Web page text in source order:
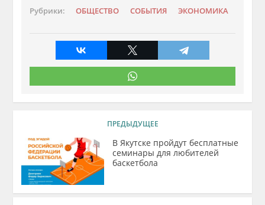
Рубрики: ОБЩЕСТВО СОБЫТИЯ ЭКОНОМИКА
ПРЕДЫДУЩЕЕ
В Якутске пройдут бесплатные
семинары для любителей
баскетбола